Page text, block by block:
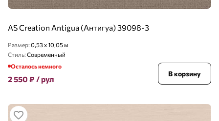
AS Creation Antigua (Антигуа) 39098-3
Размер: 0,53 x 10,05 м
Стиль: Современный
Осталось немного
2 550 ₽ / рул
В корзину